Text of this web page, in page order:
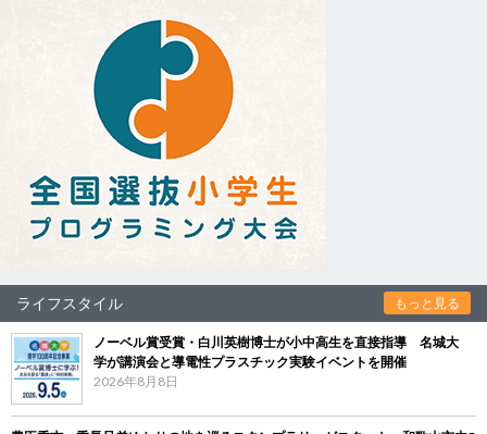
ライフスタイル もっと見る
ノーベル賞受賞・白川英樹博士が小中高生を直接指導 名城大
学が講演会と導電性プラスチック実験イベントを開催
2026年8月8日